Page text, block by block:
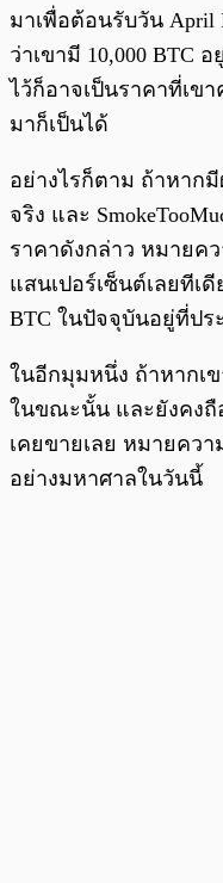
มาเพื่อต้อนรับวัน April
ว่าเขามี 10,000 BTC
ไว้ก็อาจเป็นราคาที่เข
มาก็เป็นได้
อย่างไรก็ตาม ถ้าหาก
จริง และ
ราคาดังกล่าว หมายค
แสนเปอร์เซ็นต์เลยทีเ
BTC ในปัจจุบันอยู่ที่ปร
ในอีกมุมหนึ่ง ถ้าหากเข
ในขณะนั้น และยังคง
เคยขายเลย หมายคว
อย่างมหาศาลในวันนี้